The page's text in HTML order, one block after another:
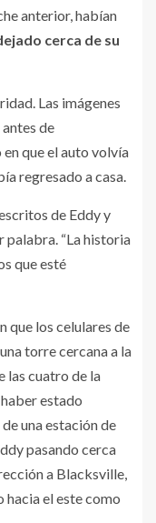
anterior, habían
cerca de su
Las imágenes
de
que el auto volvía
regresado a casa.
de Eddy y
palabra. “La historia
que esté
que los celulares de
torre cercana a la
las cuatro de la
estado
una estación de
pasando cerca
a Blacksville,
hacia el este como